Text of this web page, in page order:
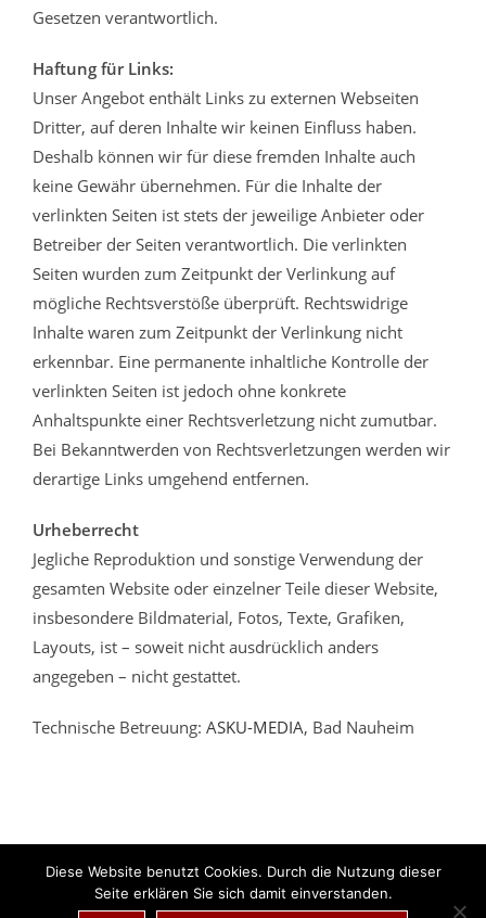
Gesetzen verantwortlich.
Haftung für Links:
Unser Angebot enthält Links zu externen Webseiten
Dritter, auf deren Inhalte wir keinen Einfluss haben.
Deshalb können wir für diese fremden Inhalte auch
keine Gewähr übernehmen. Für die Inhalte der
verlinkten Seiten ist stets der jeweilige Anbieter oder
Betreiber der Seiten verantwortlich. Die verlinkten
Seiten wurden zum Zeitpunkt der Verlinkung auf
mögliche Rechtsverstöße überprüft. Rechtswidrige
Inhalte waren zum Zeitpunkt der Verlinkung nicht
erkennbar. Eine permanente inhaltliche Kontrolle der
verlinkten Seiten ist jedoch ohne konkrete
Anhaltspunkte einer Rechtsverletzung nicht zumutbar.
Bei Bekanntwerden von Rechtsverletzungen werden wir
derartige Links umgehend entfernen.
Urheberrecht
Jegliche Reproduktion und sonstige Verwendung der
gesamten Website oder einzelner Teile dieser Website,
insbesondere Bildmaterial, Fotos, Texte, Grafiken,
Layouts, ist – soweit nicht ausdrücklich anders
angegeben – nicht gestattet.
Technische Betreuung: ASKU-MEDIA, Bad Nauheim
Kontakt Pressefotos Lebenslauf
Impressum
Diese Website benutzt Cookies. Durch die Nutzung dieser
Seite erklären Sie sich damit einverstanden.